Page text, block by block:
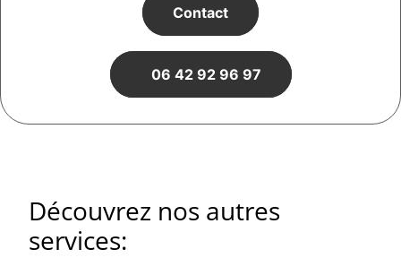
Contact
06 42 92 96 97
Découvrez nos autres
services: